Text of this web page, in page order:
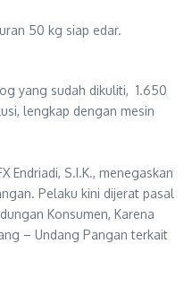
50 kg siap edar.
yang sudah dikuliti, 1.650
lengkap dengan mesin
Endriadi, S.I.K., menegaskan
Pelaku kini dijerat pasal
Konsumen, Karena
– Undang Pangan terkait